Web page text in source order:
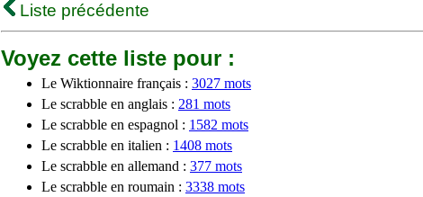
Liste précédente
Voyez cette liste pour :
Le Wiktionnaire français : 3027 mots
Le scrabble en anglais : 281 mots
Le scrabble en espagnol : 1582 mots
Le scrabble en italien : 1408 mots
Le scrabble en allemand : 377 mots
Le scrabble en roumain : 3338 mots